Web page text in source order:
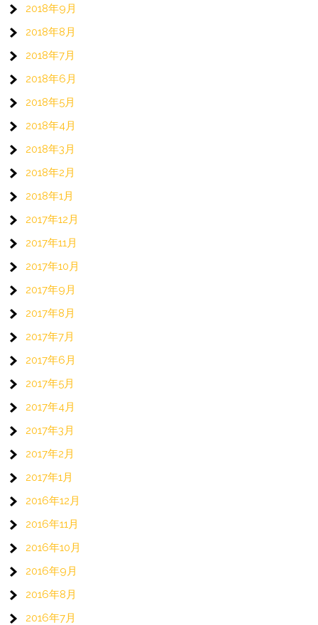
2018年9月
2018年8月
2018年7月
2018年6月
2018年5月
2018年4月
2018年3月
2018年2月
2018年1月
2017年12月
2017年11月
2017年10月
2017年9月
2017年8月
2017年7月
2017年6月
2017年5月
2017年4月
2017年3月
2017年2月
2017年1月
2016年12月
2016年11月
2016年10月
2016年9月
2016年8月
2016年7月